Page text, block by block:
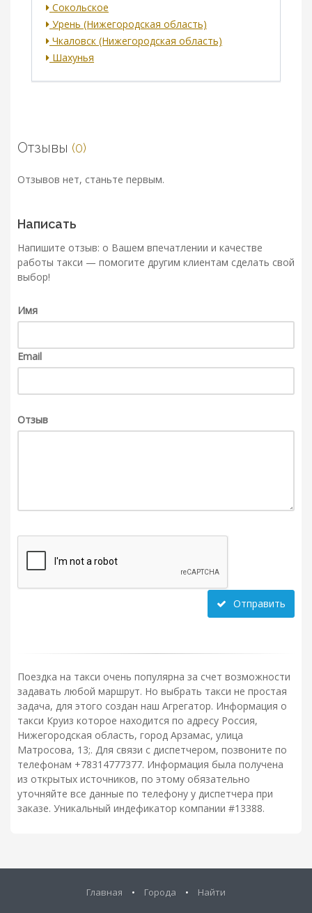
Сокольское
Урень (Нижегородская область)
Чкаловск (Нижегородская область)
Шахунья
Отзывы (0)
Отзывов нет, станьте первым.
Написать
Напишите отзыв: о Вашем впечатлении и качестве
работы такси — помогите другим клиентам сделать свой
выбор!
Имя
Email
Отзыв
Отправить
Поездка на такси очень популярна за счет возможности
задавать любой маршрут. Но выбрать такси не простая
задача, для этого создан наш Агрегатор. Информация о
такси Круиз которое находится по адресу Россия,
Нижегородская область, город Арзамас, улица
Матросова, 13;. Для связи с диспетчером, позвоните по
телефонам +78314777377. Информация была получена
из открытых источников, по этому обязательно
уточняйте все данные по телефону у диспетчера при
заказе. Уникальный индефикатор компании #13388.
Главная • Города • Найти